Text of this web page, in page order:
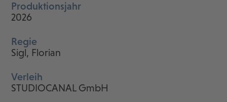
Produktionsjahr
2026
Regie
Sigl, Florian
Verleih
STUDIOCANAL GmbH